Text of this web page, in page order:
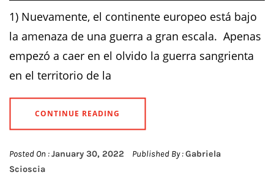
1) Nuevamente, el continente europeo está bajo
la amenaza de una guerra a gran escala. Apenas
empezó a caer en el olvido la guerra sangrienta
en el territorio de la
CONTINUE READING
Posted On :January 30, 2022 Published By :Gabriela
Scioscia